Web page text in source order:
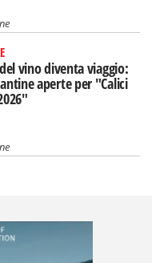
vino diventa viaggio:
aperte per "Calici